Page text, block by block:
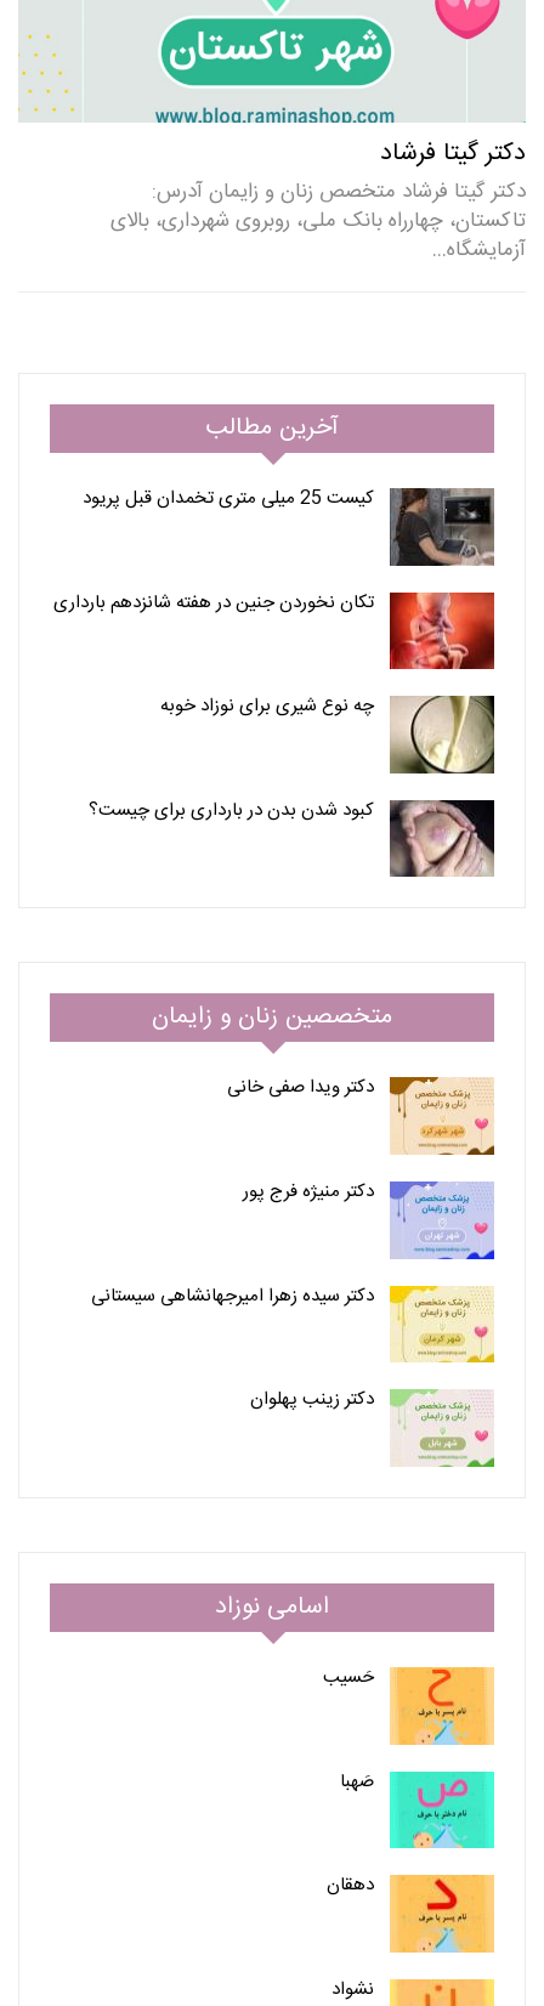
دکتر گیتا فرشاد
دکتر گیتا فرشاد متخصص زنان و زایمان آدرس:
تاکستان، چهارراه بانک ملی، روبروی شهرداری، بالای
آزمایشگاه…
آخرین مطالب
کیست 25 میلی متری تخمدان قبل پریود
تکان نخوردن جنین در هفته شانزدهم بارداری
چه نوع شیری برای نوزاد خوبه
کبود شدن بدن در بارداری برای چیست؟
متخصصین زنان و زایمان
دکتر ویدا صفی خانی
دکتر منیژه فرج پور
دکتر سیده زهرا امیرجهانشاهی سیستانی
دکتر زینب پهلوان
اسامی نوزاد
حَسیب
صَهبا
دهقان
نشواد